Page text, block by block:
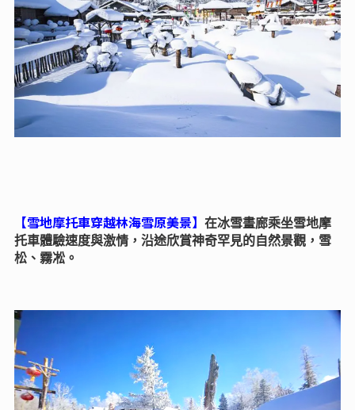
【雪地摩托車穿越林海雪原美景】 在冰雪畫廊乘坐雪地摩
托車體驗速度與激情，沿途欣賞神奇罕見的自然景觀，雪
松、霧凇。